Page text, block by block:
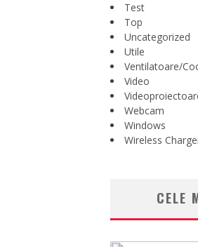
Test
Top
Uncategorized
Utile
Ventilatoare/
Video
Webcam
Windows
Wireless
CELE